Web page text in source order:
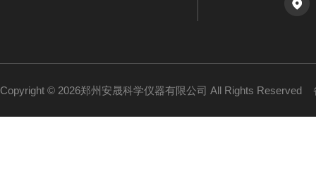
Copyright © 2026郑州安晟科学仪器有限公司 All Rights Reserved